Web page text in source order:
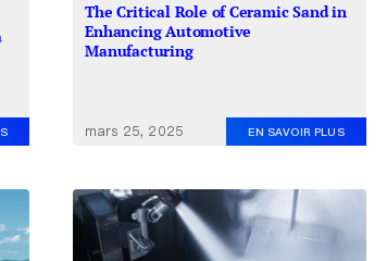
The Critical Role of Ceramic Sand in
Enhancing Automotive
Manufacturing
mars 25, 2025 EN SAVOIR PLUS